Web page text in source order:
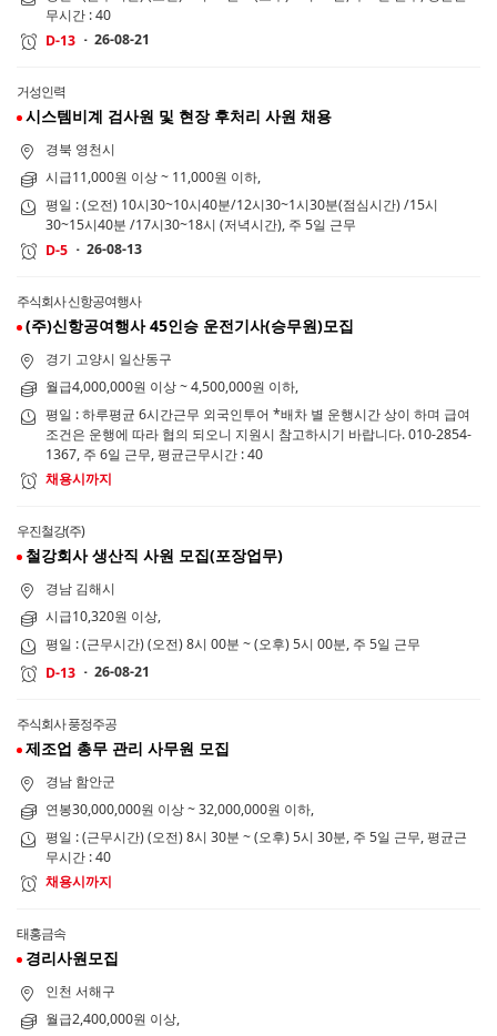
무시간 : 40
D-13
26-08-21
거성인력
시스템비계 검사원 및 현장 후처리 사원 채용
경북 영천시
시급11,000원 이상 ~ 11,000원 이하,
평일 : (오전) 10시30~10시40분/12시30~1시30분(점심시간) /15시
30~15시40분 /17시30~18시 (저녁시간), 주 5일 근무
D-5
26-08-13
주식회사 신항공여행사
(주)신항공여행사 45인승 운전기사(승무원)모집
경기 고양시 일산동구
월급4,000,000원 이상 ~ 4,500,000원 이하,
평일 : 하루평균 6시간근무 외국인투어 *배차 별 운행시간 상이 하며 급여
조건은 운행에 따라 협의 되오니 지원시 참고하시기 바랍니다. 010-2854-
1367, 주 6일 근무, 평균근무시간 : 40
채용시까지
우진철강(주)
철강회사 생산직 사원 모집(포장업무)
경남 김해시
시급10,320원 이상,
평일 : (근무시간) (오전) 8시 00분 ~ (오후) 5시 00분, 주 5일 근무
D-13
26-08-21
주식회사 풍정주공
제조업 총무 관리 사무원 모집
경남 함안군
연봉30,000,000원 이상 ~ 32,000,000원 이하,
평일 : (근무시간) (오전) 8시 30분 ~ (오후) 5시 30분, 주 5일 근무, 평균근
무시간 : 40
채용시까지
태홍금속
경리사원모집
인천 서해구
월급2,400,000원 이상,